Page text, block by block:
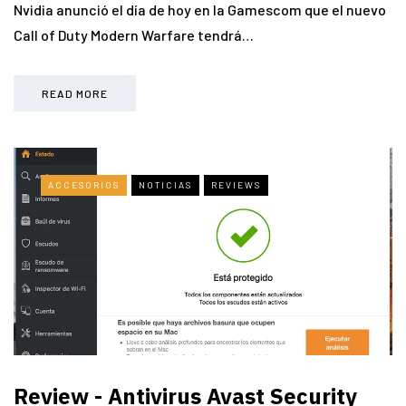
Nvidia anunció el día de hoy en la Gamescom que el nuevo
Call of Duty Modern Warfare tendrá…
READ MORE
ACCESORIOS NOTICIAS REVIEWS
Review - Antivirus Avast Security